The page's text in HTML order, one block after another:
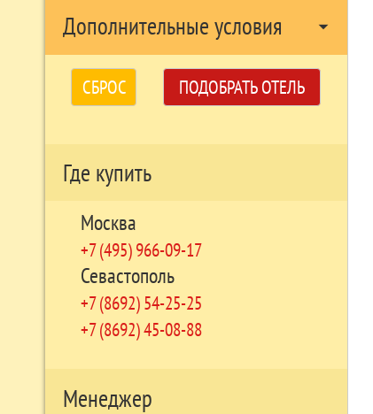
Дополнительные условия arrow_drop_down
СБРОС ПОДОБРАТЬ ОТЕЛЬ
Где купить
Москва
+7 (495) 966-09-17
Севастополь
+7 (8692) 54-25-25
+7 (8692) 45-08-88
Менеджер